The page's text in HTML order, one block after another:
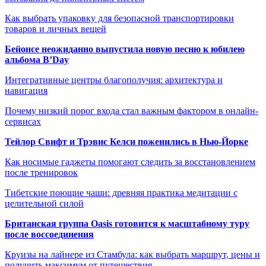
Как выбрать упаковку для безопасной транспортировки
товаров и личных вещей
Бейонсе неожиданно выпустила новую песню к юбилею
альбома B’Day
Интегративные центры благополучия: архитектура и
навигация
Почему низкий порог входа стал важным фактором в онлайн-
сервисах
Тейлор Свифт и Трэвис Келси поженились в Нью-Йорке
Как носимые гаджеты помогают следить за восстановлением
после тренировок
Тибетские поющие чаши: древняя практика медитации с
целительной силой
Британская группа Oasis готовится к масштабному туру
после воссоединения
Круизы на лайнере из Стамбула: как выбрать маршрут, цены и